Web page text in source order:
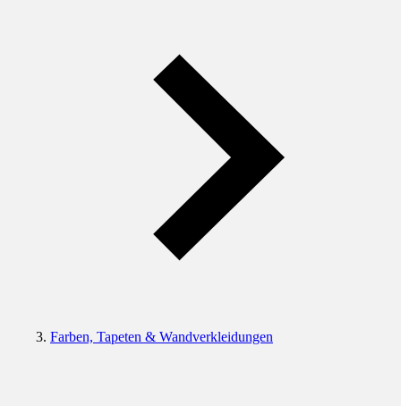
Farben, Tapeten & Wandverkleidungen